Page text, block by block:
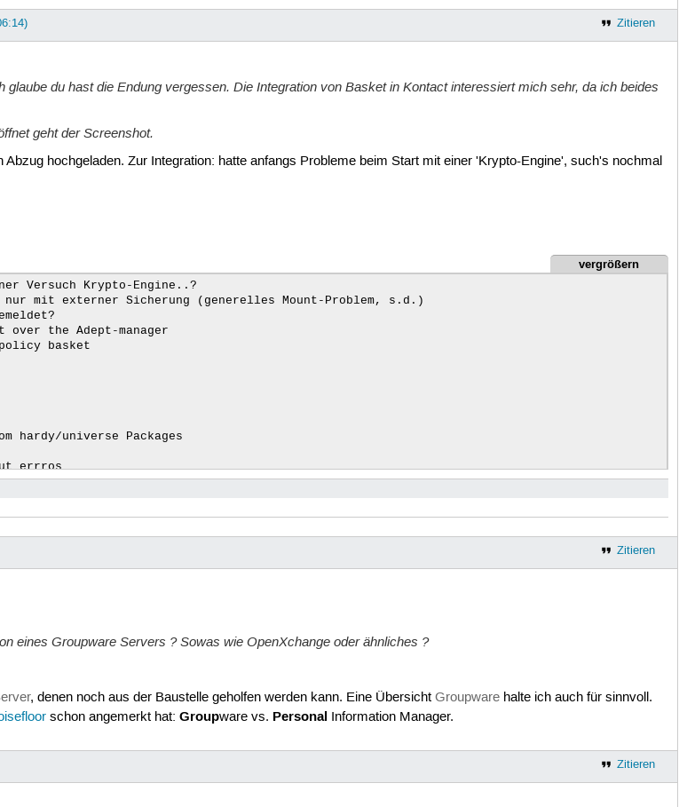
Zitieren
glaube du hast die Endung vergessen. Die Integration von Basket in Kontact interessiert mich sehr, da ich beides
geht der Screenshot.
hochgeladen. Zur Integration: hatte anfangs Probleme beim Start mit einer 'Krypto-Engine', such's nochmal
vergrößern
mit externer Sicherung (generelles Mount-Problem, s.d.)
the Adept-manager
policy basket
hardy/universe Packages
errros
Engine', this Message occurs 3 times (as many as Welcome-Baskets to be opened).
hardy-updates/main Packages
hardy-backports/main Packages
Zitieren
eines Groupware Servers ? Sowas wie OpenXchange oder ähnliches ?
, denen noch aus der Baustelle geholfen werden kann. Eine Übersicht Groupwarehalte ich auch für sinnvoll.
schon angemerkt hat: Groupware vs. PersonalInformation Manager.
Zitieren